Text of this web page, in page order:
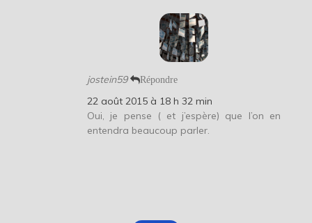
jostein59 Répondre
22 août 2015 à 18 h 32 min
Oui, je pense ( et j’espère) que l’on en
entendra beaucoup parler.